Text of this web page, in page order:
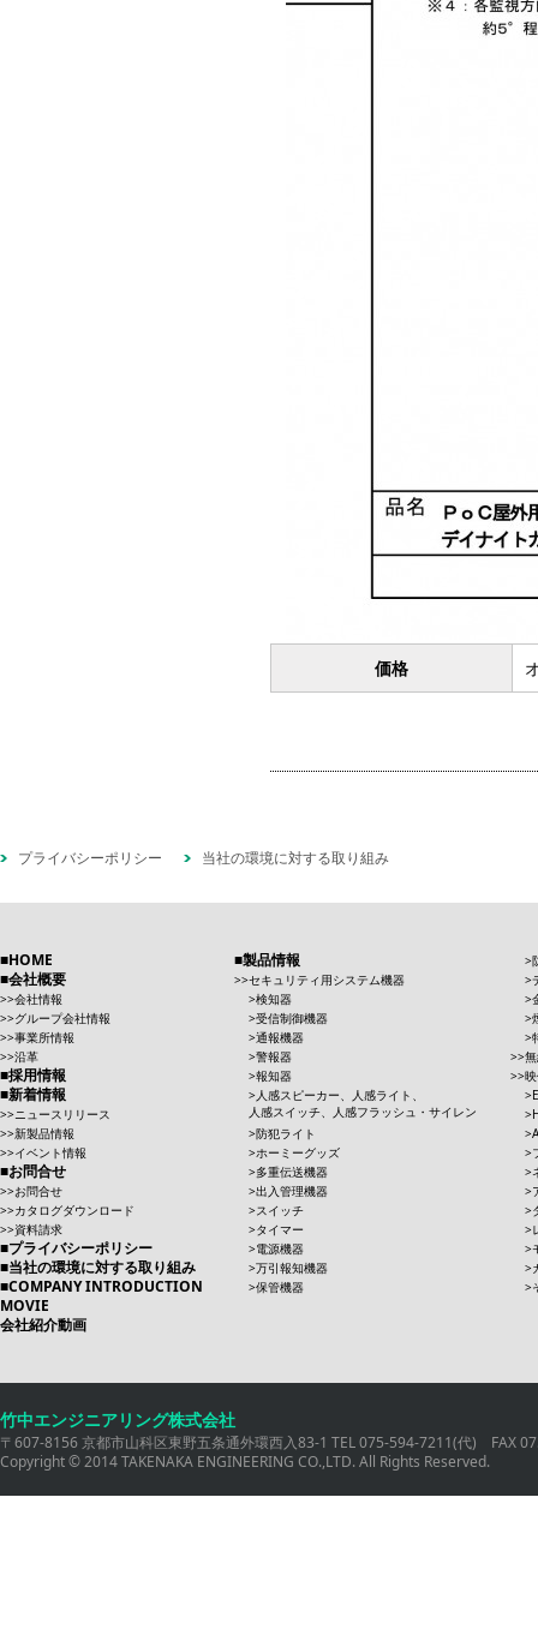
価格
プライバシーポリシー 当社の環境に対する取り組み
HOME
会社概要
会社情報
グループ会社情報
事業所情報
沿革
採用情報
新着情報
ニュースリリース
新製品情報
イベント情報
お問合せ
お問合せ
カタログダウンロード
資料請求
プライバシーポリシー
当社の環境に対する取り組み
COMPANY INTRODUCTION
MOVIE
会社紹介動画
製品情報
セキュリティ用システム機器
検知器
受信制御機器
通報機器
警報器
報知器
人感スピーカー、人感ライト、
人感スイッチ、人感フラッシュ・サイレン
防犯ライト
ホーミーグッズ
多重伝送機器
出入管理機器
スイッチ
タイマー
電源機器
万引報知機器
保管機器
竹中エンジニアリング株式会社
〒607-8156 京都市山科区東野五条通外環西入83-1 TEL 075-594-7211(代) FAX
Copyright © 2014 TAKENAKA ENGINEERING CO.,LTD. All Rights Reserved.